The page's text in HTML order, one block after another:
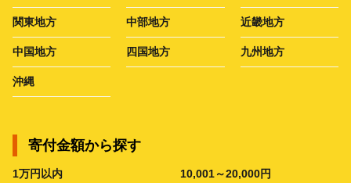
関東地方 中部地方 近畿地方
中国地方 四国地方 九州地方
沖縄
寄付金額から探す
1万円以内 10,001～20,000円